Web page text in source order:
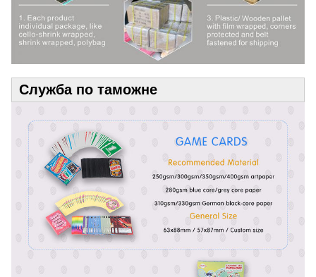
Служба по таможне